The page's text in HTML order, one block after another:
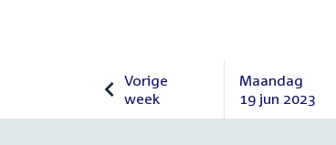
Vorige
week
Vorige
Maandag
19 jun 2023
Maandag